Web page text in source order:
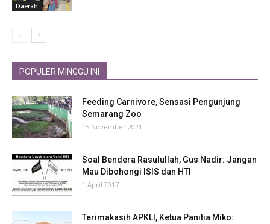
Daerah
POPULER MINGGU INI
Feeding Carnivore, Sensasi Pengunjung
Semarang Zoo
15 November 2021
Soal Bendera Rasulullah, Gus Nadir: Jangan
Mau Dibohongi ISIS dan HTI
1 April 2017
Terimakasih APKLI, Ketua Panitia Miko: